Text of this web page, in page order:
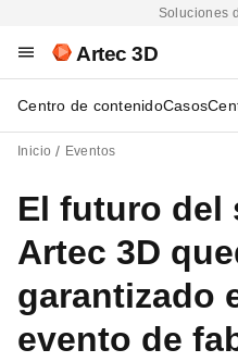
Soluciones
Artec 3D
Centro de contenidoCasos
Inicio Eventos
El futuro del
Artec 3D
garantizado
evento de